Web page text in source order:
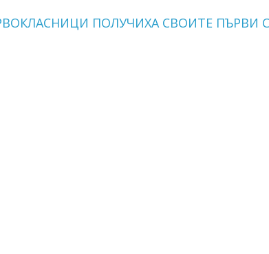
ПОЛУЧИХА СВОИТЕ ПЪРВИ